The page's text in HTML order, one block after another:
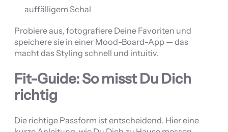
auffälligem Schal
Probiere aus, fotografiere Deine Favoriten und
speichere sie in einer Mood-Board-App — das
macht das Styling schnell und intuitiv.
Fit-Guide: So misst Du Dich
richtig
Die richtige Passform ist entscheidend. Hier eine